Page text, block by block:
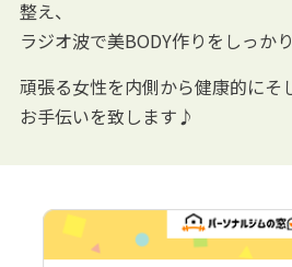
整え、
ラジオ波で美BODY作りをしっか
頑張る女性を内側から健康的にそ
お手伝いを致します♪